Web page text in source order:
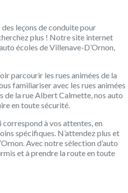
leçons de conduite pour
plus ! Notre site internet
écoles de Villenave-D’Ornon,
parcourir les rues animées de la
familiariser avec les rues animées
de la rue Albert Calmette, nos auto
en toute sécurité.
à vos attentes, en
spécifiques. N’attendez plus et
Avec notre sélection d’auto
et à prendre la route en toute